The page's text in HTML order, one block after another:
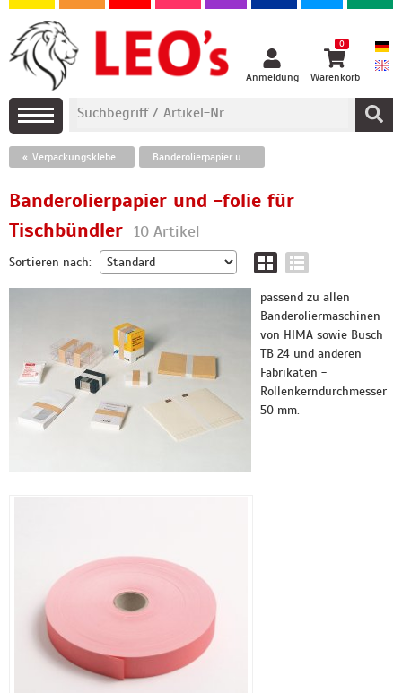
Anmeldung
0
Warenkorb
Verpackungsklebebänder, Banderolierpapier Banderolierpapier und -folie für Tischbündler
Banderolierpapier und -folie für
Tischbündler 10 Artikel
Sortieren nach:
passend zu allen
Banderoliermaschinen
von HIMA sowie Busch
TB 24 und anderen
Fabrikaten -
Rollenkerndurchmesser
50 mm.